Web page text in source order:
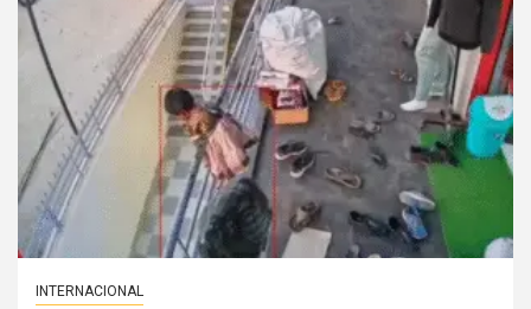
INTERNACIONAL